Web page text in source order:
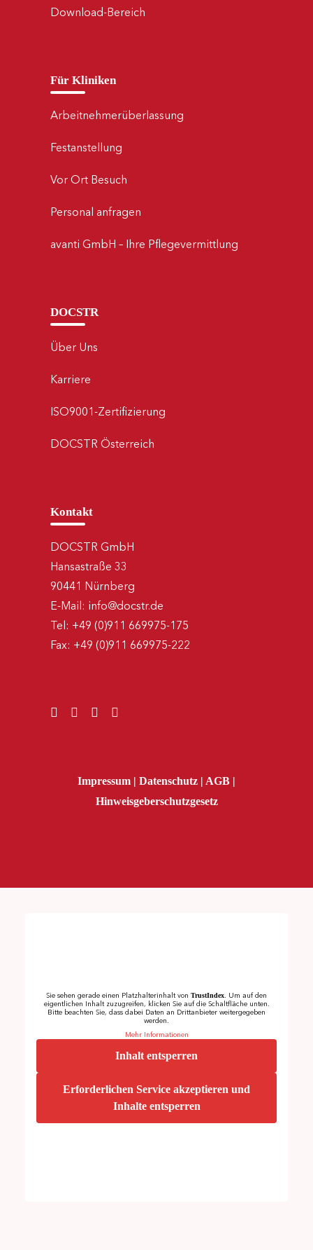
Download-Bereich
Für Kliniken
Arbeitnehmerüberlassung
Festanstellung
Vor Ort Besuch
Personal anfragen
avanti GmbH – Ihre Pflegevermittlung
DOCSTR
Über Uns
Karriere
ISO9001-Zertifizierung
DOCSTR Österreich
Kontakt
DOCSTR GmbH
Hansastraße 33
90441 Nürnberg
E-Mail: info@docstr.de
Tel: +49 (0)911 669975-175
Fax: +49 (0)911 669975-222
Impressum | Datenschutz | AGB |
Hinweisgeberschutzgesetz
Sie sehen gerade einen Platzhalterinhalt von TrustIndex. Um auf den
eigentlichen Inhalt zuzugreifen, klicken Sie auf die Schaltfläche unten.
Bitte beachten Sie, dass dabei Daten an Drittanbieter weitergegeben
werden.
Mehr Informationen
Inhalt entsperren
Erforderlichen Service akzeptieren und
Inhalte entsperren